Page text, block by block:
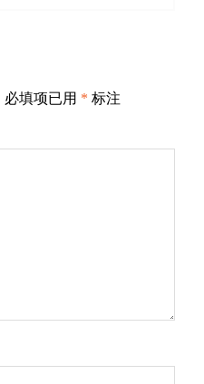
必填项已用 * 标注